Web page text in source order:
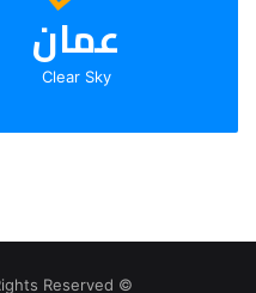
عمان
Clear Sky
© Copyright 2026, All Rights Reserved